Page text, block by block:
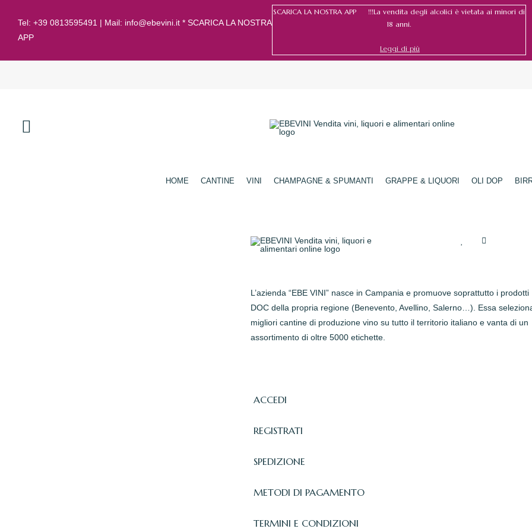
Tel: +39 0813595491 | Mail: info@ebevini.it * SCARICA LA NOSTRA
APP
SCARICA LA NOSTRA APP !!!La vendita degli alcolici è vietata ai minori di
18 anni.
Leggi di più
HOME CANTINE VINI CHAMPAGNE & SPUMANTI GRAPPE & LIQUORI OLI DOP
L’azienda “EBE VINI” nasce in Campania e promuove soprattutto i prodotti
DOC della propria regione (Benevento, Avellino, Salerno…). Essa
migliori cantine di produzione vino su tutto il territorio italiano e vanta di un
assortimento di oltre 5000 etichette.
ACCEDI
REGISTRATI
SPEDIZIONE
METODI DI PAGAMENTO
TERMINI E CONDIZIONI